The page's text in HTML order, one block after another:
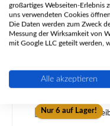
Nur 6 auf Lager!
großartiges Webseiten-Erlebnis
uns verwendeten Cookies
Die Daten werden zum Zweck
Messung der Wirksamkeit von
mit Google LLC geteilt werden,
Alle akzeptieren